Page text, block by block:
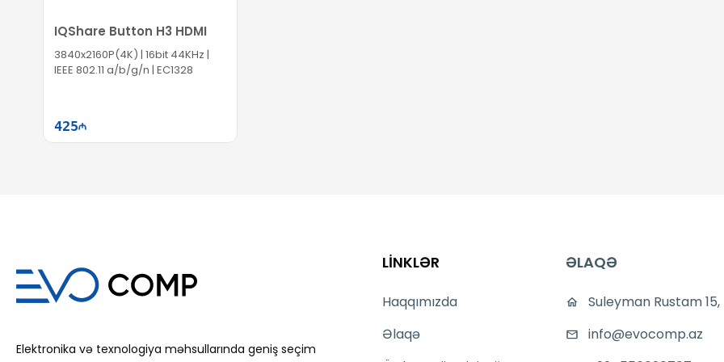
IQShare Button H3 HDMI
3840x2160P(4K) | 16bit 44KHz |
IEEE 802.11 a/b/g/n | EC1328
425
Elektronika və texnologiya məhsullarında geniş seçim
LİNKLƏR
Haqqımızda
Əlaqə
ƏLAQƏ
Suleyman Rustam 15,
info@evocomp.az